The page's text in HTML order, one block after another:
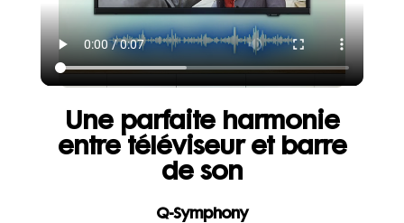
Une parfaite harmonie
entre téléviseur et barre
de son
Q-Symphony